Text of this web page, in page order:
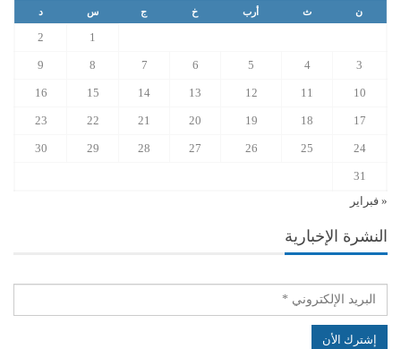
ن ث أرب خ ج س د
1
2
3
4
5
6
7
8
9
10
11
12
13
14
15
16
17
18
19
20
21
22
23
24
25
26
27
28
29
30
31
« فبراير
النشرة الإخبارية